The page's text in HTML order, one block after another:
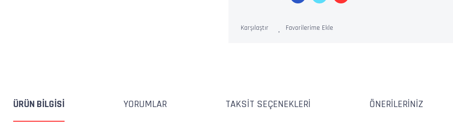
Karşılaştır
ÜRÜN BILGISI YORUMLAR TAKSIT SEÇENEKLERI ÖNERILERINIZ